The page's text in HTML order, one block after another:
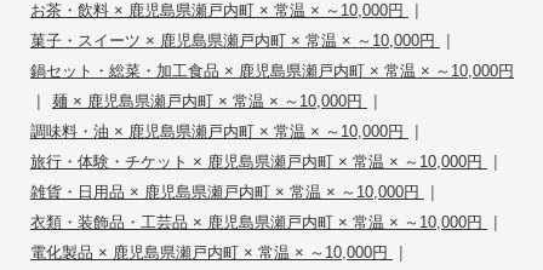
お茶・飲料 × 鹿児島県瀬戸内町 × 常温 × ～10,000円 |
菓子・スイーツ × 鹿児島県瀬戸内町 × 常温 × ～10,000円 |
鍋セット・総菜・加工食品 × 鹿児島県瀬戸内町 × 常温 × ～10,000円
| 麺 × 鹿児島県瀬戸内町 × 常温 × ～10,000円 |
調味料・油 × 鹿児島県瀬戸内町 × 常温 × ～10,000円 |
旅行・体験・チケット × 鹿児島県瀬戸内町 × 常温 × ～10,000円 |
雑貨・日用品 × 鹿児島県瀬戸内町 × 常温 × ～10,000円 |
衣類・装飾品・工芸品 × 鹿児島県瀬戸内町 × 常温 × ～10,000円 |
電化製品 × 鹿児島県瀬戸内町 × 常温 × ～10,000円 |